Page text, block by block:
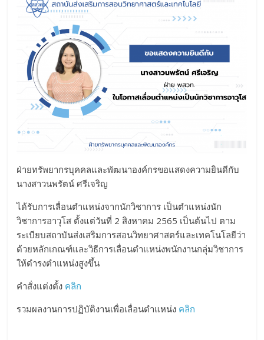
ฝ่ายทรัพยากรบุคคลและพัฒนาองค์กรขอแสดงความยินดีกับ
นางสาวนพรัตน์ ศรีเจริญ
ได้รับการเลื่อนตำแหน่งจากนักวิชาการ เป็นตำแหน่งนัก
วิชาการอาวุโส ตั้งแต่วันที่ 2 สิงหาคม 2565 เป็นต้นไป ตาม
ระเบียบสถาบันส่งเสริมการสอนวิทยาศาสตร์และเทคโนโลยีว่า
ด้วยหลักเกณฑ์และวิธีการเลื่อนตำแหน่งพนักงานกลุ่มวิชาการ
ให้ดำรงตำแหน่งสูงขึ้น
คำสั่งแต่งตั้ง คลิก
รวมผลงานการปฏิบัติงานเพื่อเลื่อนตำแหน่ง คลิก